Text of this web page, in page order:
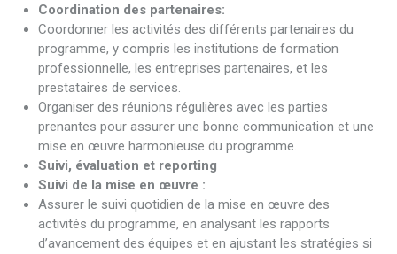
Coordination des partenaires:
Coordonner les activités des différents partenaires du
programme, y compris les institutions de formation
professionnelle, les entreprises partenaires, et les
prestataires de services.
Organiser des réunions régulières avec les parties
prenantes pour assurer une bonne communication et une
mise en œuvre harmonieuse du programme.
Suivi, évaluation et reporting
Suivi de la mise en œuvre :
Assurer le suivi quotidien de la mise en œuvre des
activités du programme, en analysant les rapports
d’avancement des équipes et en ajustant les stratégies si